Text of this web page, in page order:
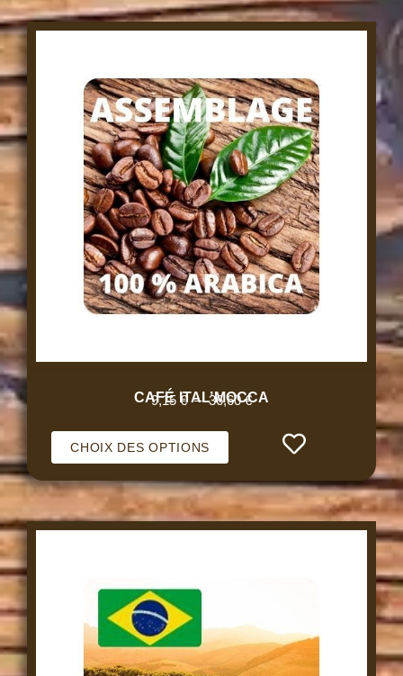
CAFÉ ITAL’MOCCA
9,15 € – 36,60€
CHOIX DES OPTIONS